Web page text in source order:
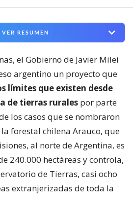
VER RESUMEN
el Gobierno de Javier Milei
argentino un proyecto que
límites que existen desde
de tierras rurales por parte
los casos que se nombraron
forestal chilena Arauco, que
al norte de Argentina, es
240.000 hectáreas y controla,
de Tierras, casi ocho
extranjerizadas de toda la